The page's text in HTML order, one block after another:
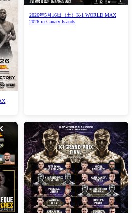
2026年5月16日（土）K-1 WORLD MAX
2026 in Canary Islands